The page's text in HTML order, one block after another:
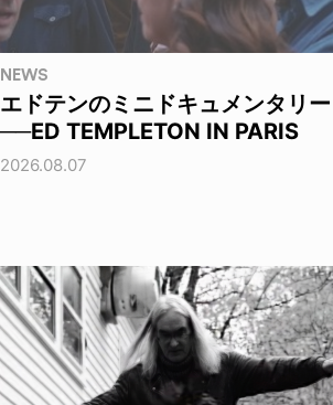
NEWS
エドテンのミニドキュメンタリー
──ED TEMPLETON IN PARIS
2026.08.07